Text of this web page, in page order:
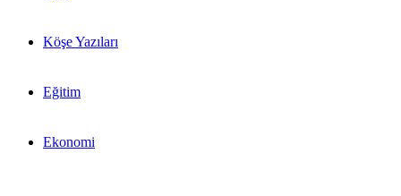
Köşe Yazıları
Eğitim
Ekonomi